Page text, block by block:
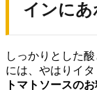
インにあ
しっかりとした
には、やはりイタ
トマトソースの